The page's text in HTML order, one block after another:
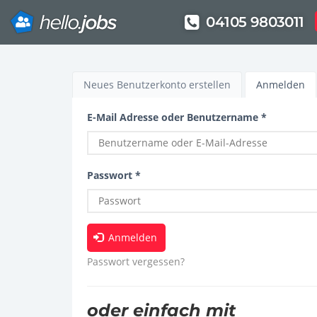
04105 9803011
Haupt-
Reiter
Neues Benutzerkonto erstellen Anmelden
E-Mail Adresse oder Benutzername *
Passwort *
Anmelden
Passwort vergessen?
oder einfach mit